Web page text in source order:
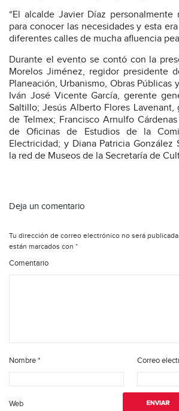
“El alcalde Javier Díaz personalmente
para conocer las necesidades y esta
diferentes calles de mucha afluencia
Durante el evento se contó con la
Morelos Jiménez, regidor presidente
Planeación, Urbanismo, Obras Públicas
Iván José Vicente García, gerente
Saltillo; Jesús Alberto Flores Lavenant,
de Telmex; Francisco Arnulfo
de Oficinas de Estudios de la
Electricidad; y Diana Patricia González
la red de Museos de la Secretaría de
Deja un comentario
Tu dirección de correo electrónico no será publicada.
están marcados con *
Comentario
Nombre* Correo
Web